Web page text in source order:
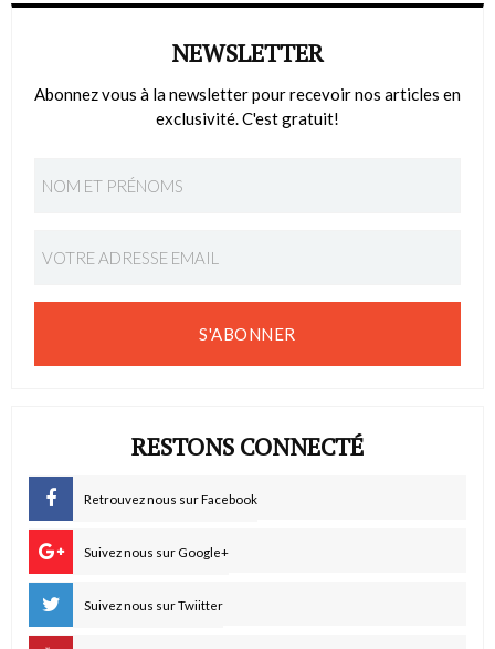
NEWSLETTER
Abonnez vous à la newsletter pour recevoir nos articles en
exclusivité. C'est gratuit!
S'ABONNER
RESTONS CONNECTÉ
Retrouvez nous sur Facebook
Suivez nous sur Google+
Suivez nous sur Twiitter